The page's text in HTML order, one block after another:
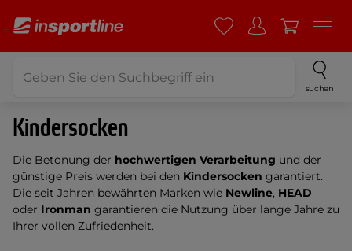
suchen
Kindersocken
Die Betonung der hochwertigen Verarbeitung und der
günstige Preis werden bei den Kindersocken garantiert.
Die seit Jahren bewährten Marken wie Newline, HEAD
oder Ironman garantieren die Nutzung über lange Jahre zu
Ihrer vollen Zufriedenheit.